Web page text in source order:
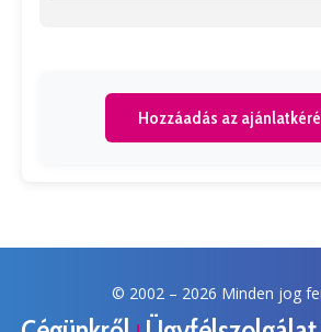
Hozzáadás az
© 2002 – 2026 Minden jog